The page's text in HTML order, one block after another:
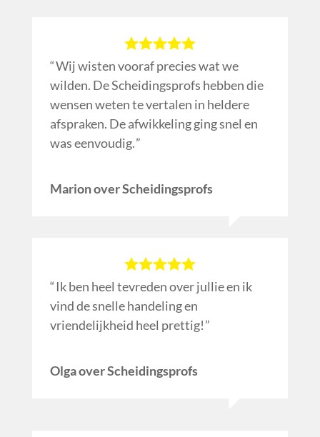
Wij wisten vooraf precies wat we
wilden. De Scheidingsprofs hebben die
wensen weten te vertalen in heldere
afspraken. De afwikkeling ging snel en
was eenvoudig.
Marion over Scheidingsprofs
Ik ben heel tevreden over jullie en ik
vind de snelle handeling en
vriendelijkheid heel prettig!
Olga over Scheidingsprofs